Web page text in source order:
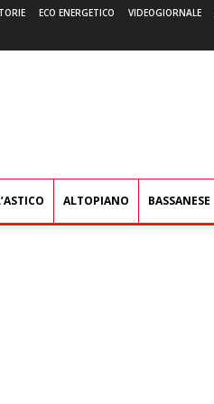
ECO ENERGETICO VIDEOGIORNALE
ALTOPIANO BASSANESE